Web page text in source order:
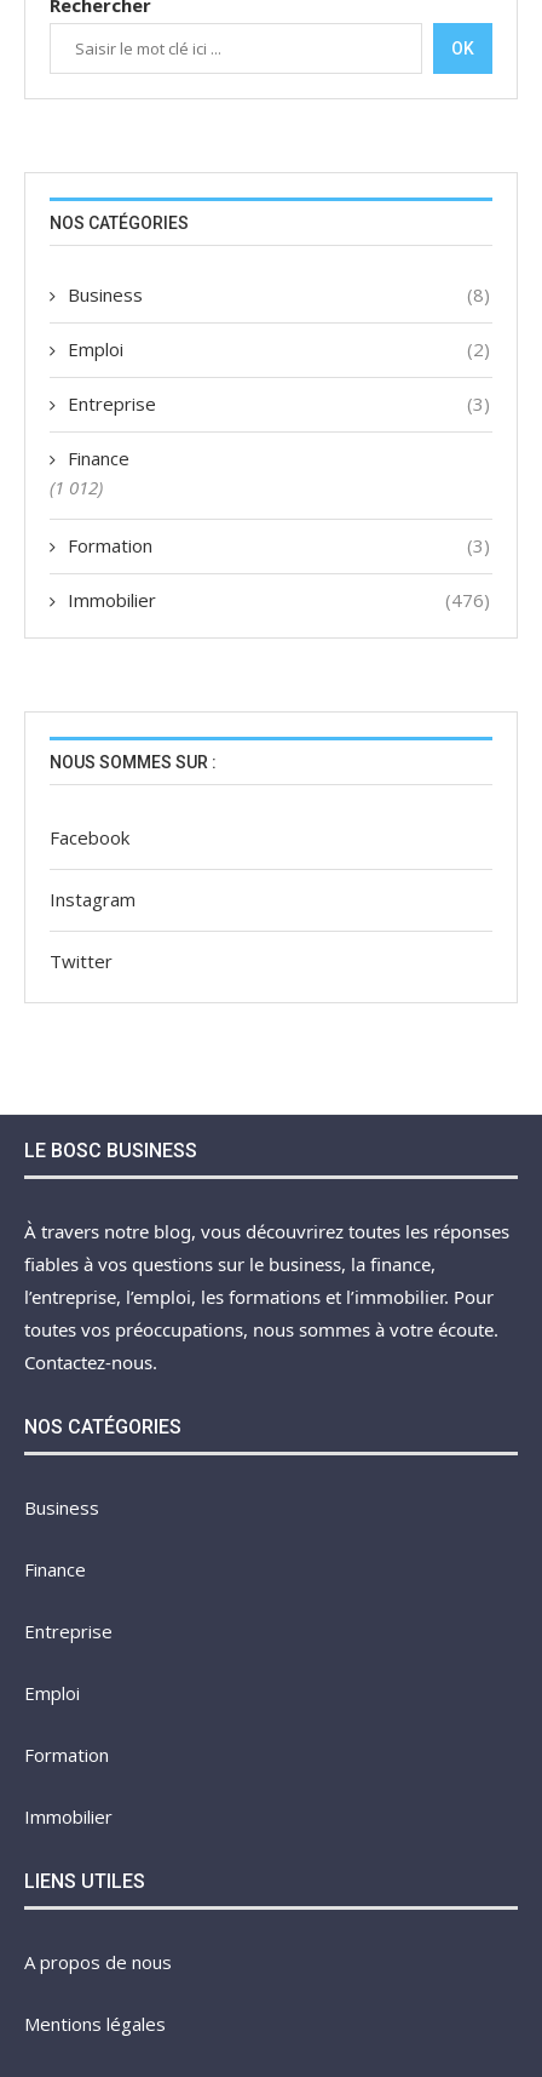
Rechercher
OK
NOS CATÉGORIES
Business (8)
Emploi (2)
Entreprise (3)
Finance
(1 012)
Formation (3)
Immobilier (476)
NOUS SOMMES SUR :
Facebook
Instagram
Twitter
LE BOSC BUSINESS
À travers notre blog, vous découvrirez toutes les réponses
fiables à vos questions sur le business, la finance,
l’entreprise, l’emploi, les formations et l’immobilier. Pour
toutes vos préoccupations, nous sommes à votre écoute.
Contactez-nous.
NOS CATÉGORIES
Business
Finance
Entreprise
Emploi
Formation
Immobilier
LIENS UTILES
A propos de nous
Mentions légales